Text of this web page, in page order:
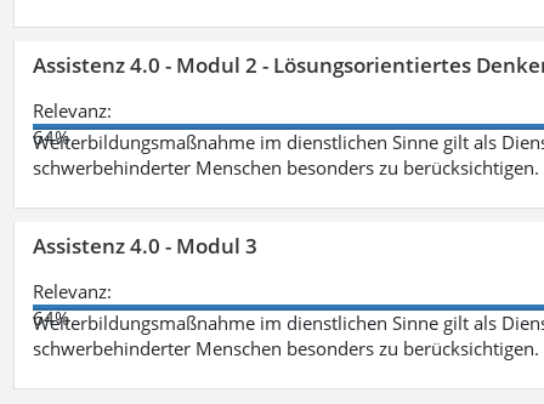
Assistenz 4.0 - Modul 2 - Lösungsorientiertes
Relevanz:
64%
Weiterbildungsmaßnahme im dienstlichen Sinne gilt als
schwerbehinderter Menschen besonders zu berücksichtigen.
Assistenz 4.0 - Modul 3
Relevanz:
64%
Weiterbildungsmaßnahme im dienstlichen Sinne gilt als
schwerbehinderter Menschen besonders zu